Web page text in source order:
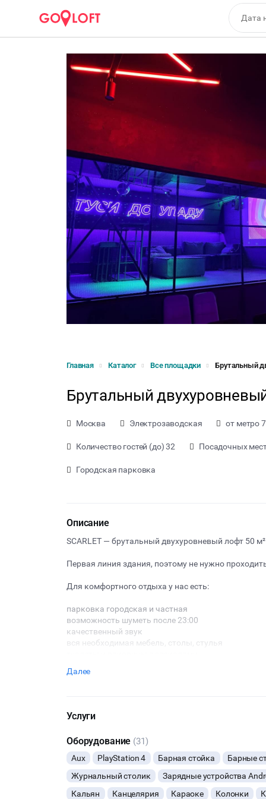
Главная Каталог Все площадки Брутальный
Брутальный
Москва Электрозаводская от метро
Количество гостей (до) 32 Посадочных
Городская парковка
Описание
SCARLET — брутальный двухуровневый лофт 50
Первая линия здания, поэтому не нужно
Для комфортного отдыха у нас есть:
парковка городская и частная
возможность шуметь после 23:00
качественный звук
вся необходимая мебель, столы, стулья
возможность двигать мебель специально под
проектор
караоке с двумя беспроводными микрофонами
====
Условия возврата денег при отмене мероприятия :
21 день и больше до даты проведения, возврат
Далее
Услуги
Оборудование (31)
Aux PlayStation 4 Барная стойка Барные
Журнальный столик
Зарядные устройства
Кальян
Канцелярия Караоке Колонки